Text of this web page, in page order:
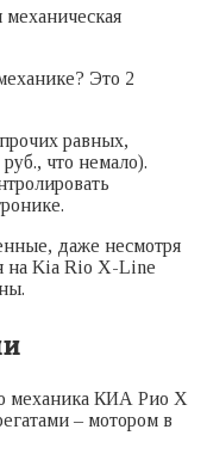
механическая
Это 2
равных,
что немало).
даже несмотря
на Kia Rio X-Line
механика КИА Рио Х
– мотором в